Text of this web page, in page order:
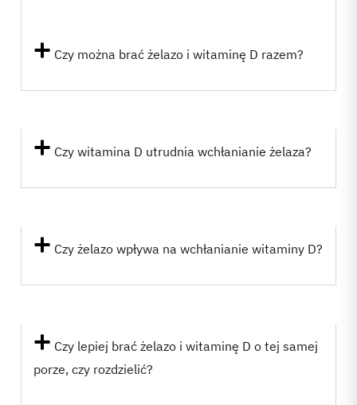
Czy można brać żelazo i witaminę D razem?
Czy witamina D utrudnia wchłanianie żelaza?
Czy żelazo wpływa na wchłanianie witaminy D?
Czy lepiej brać żelazo i witaminę D o tej samej
porze, czy rozdzielić?